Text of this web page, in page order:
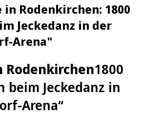
Rodenkirchen: 1800
Jeckedanz in der
Arena"
Rodenkirchen1800
beim Jeckedanz in
Arena“